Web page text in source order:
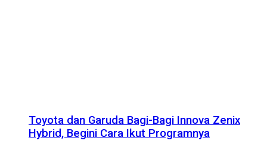
Toyota dan Garuda Bagi-Bagi Innova Zenix
Hybrid, Begini Cara Ikut Programnya